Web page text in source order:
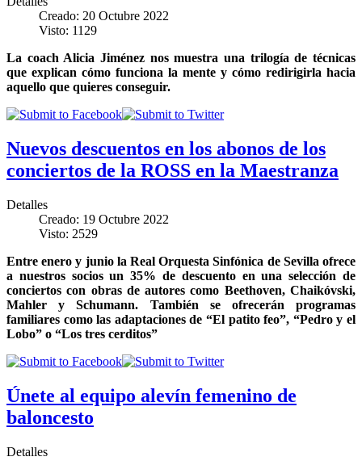
Creado: 20 Octubre 2022
Visto: 1129
La coach Alicia Jiménez nosmuestra una trilogía de técnicas
que explican cómo funciona la mente y cómo redirigirla hacia
aquello que quieres conseguir.
Nuevos descuentos en los abonos de los
conciertos de la ROSS en la Maestranza
Detalles
Creado: 19 Octubre 2022
Visto: 2529
Entre enero y junio la Real Orquesta Sinfónica de Sevilla ofrece
a nuestros socios un 35% de descuento en una selección de
conciertos con obras de autores como Beethoven, Chaikóvski,
Mahler y Schumann. También se ofrecerán programas
familiares como las adaptaciones de “El patito feo”, “Pedro y el
Lobo” o “Los tres cerditos”
Únete al equipo alevín femenino de
baloncesto
Detalles